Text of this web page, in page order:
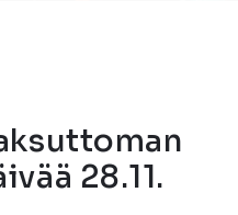
28.11.